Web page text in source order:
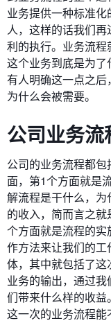
业务提供一种标准
人，这样的话我们
利的执行。业务流
这个业务到底是为
有人明确这一点之
为什么会被需要。
公司业务
公司的业务流程都
面，第1个方面就是
解流程是干什么，
的收入，简而言之
个方面就是流程的
作方法来让我们的
体，其中就包括了
业务的输出，通过
们带来什么样的收
这一次的业务流程能